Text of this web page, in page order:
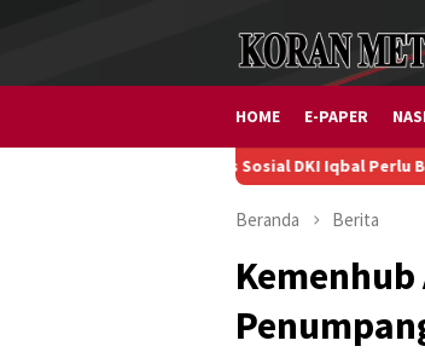
HOME E-PAPER
Kadis Sosial DKI Iqbal Perlu Beri
Beranda Berita